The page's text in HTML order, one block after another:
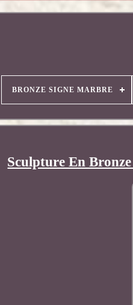
BRONZE SIGNE MARBRE
Sculpture En